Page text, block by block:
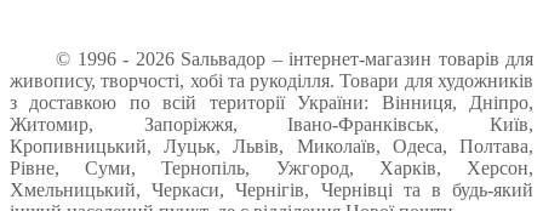
© 1996 - 2026 Sальвадор – інтернет-магазин товарів для
живопису, творчості, хобі та рукоділля. Товари для художників
з доставкою по всій території України: Вінниця, Дніпро,
Житомир, Запоріжжя, Івано-Франківськ, Київ,
Кропивницький, Луцьк, Львів, Миколаїв, Одеса, Полтава,
Рівне, Суми, Тернопіль, Ужгород, Харків, Херсон,
Хмельницький, Черкаси, Чернігів, Чернівці та в будь-який